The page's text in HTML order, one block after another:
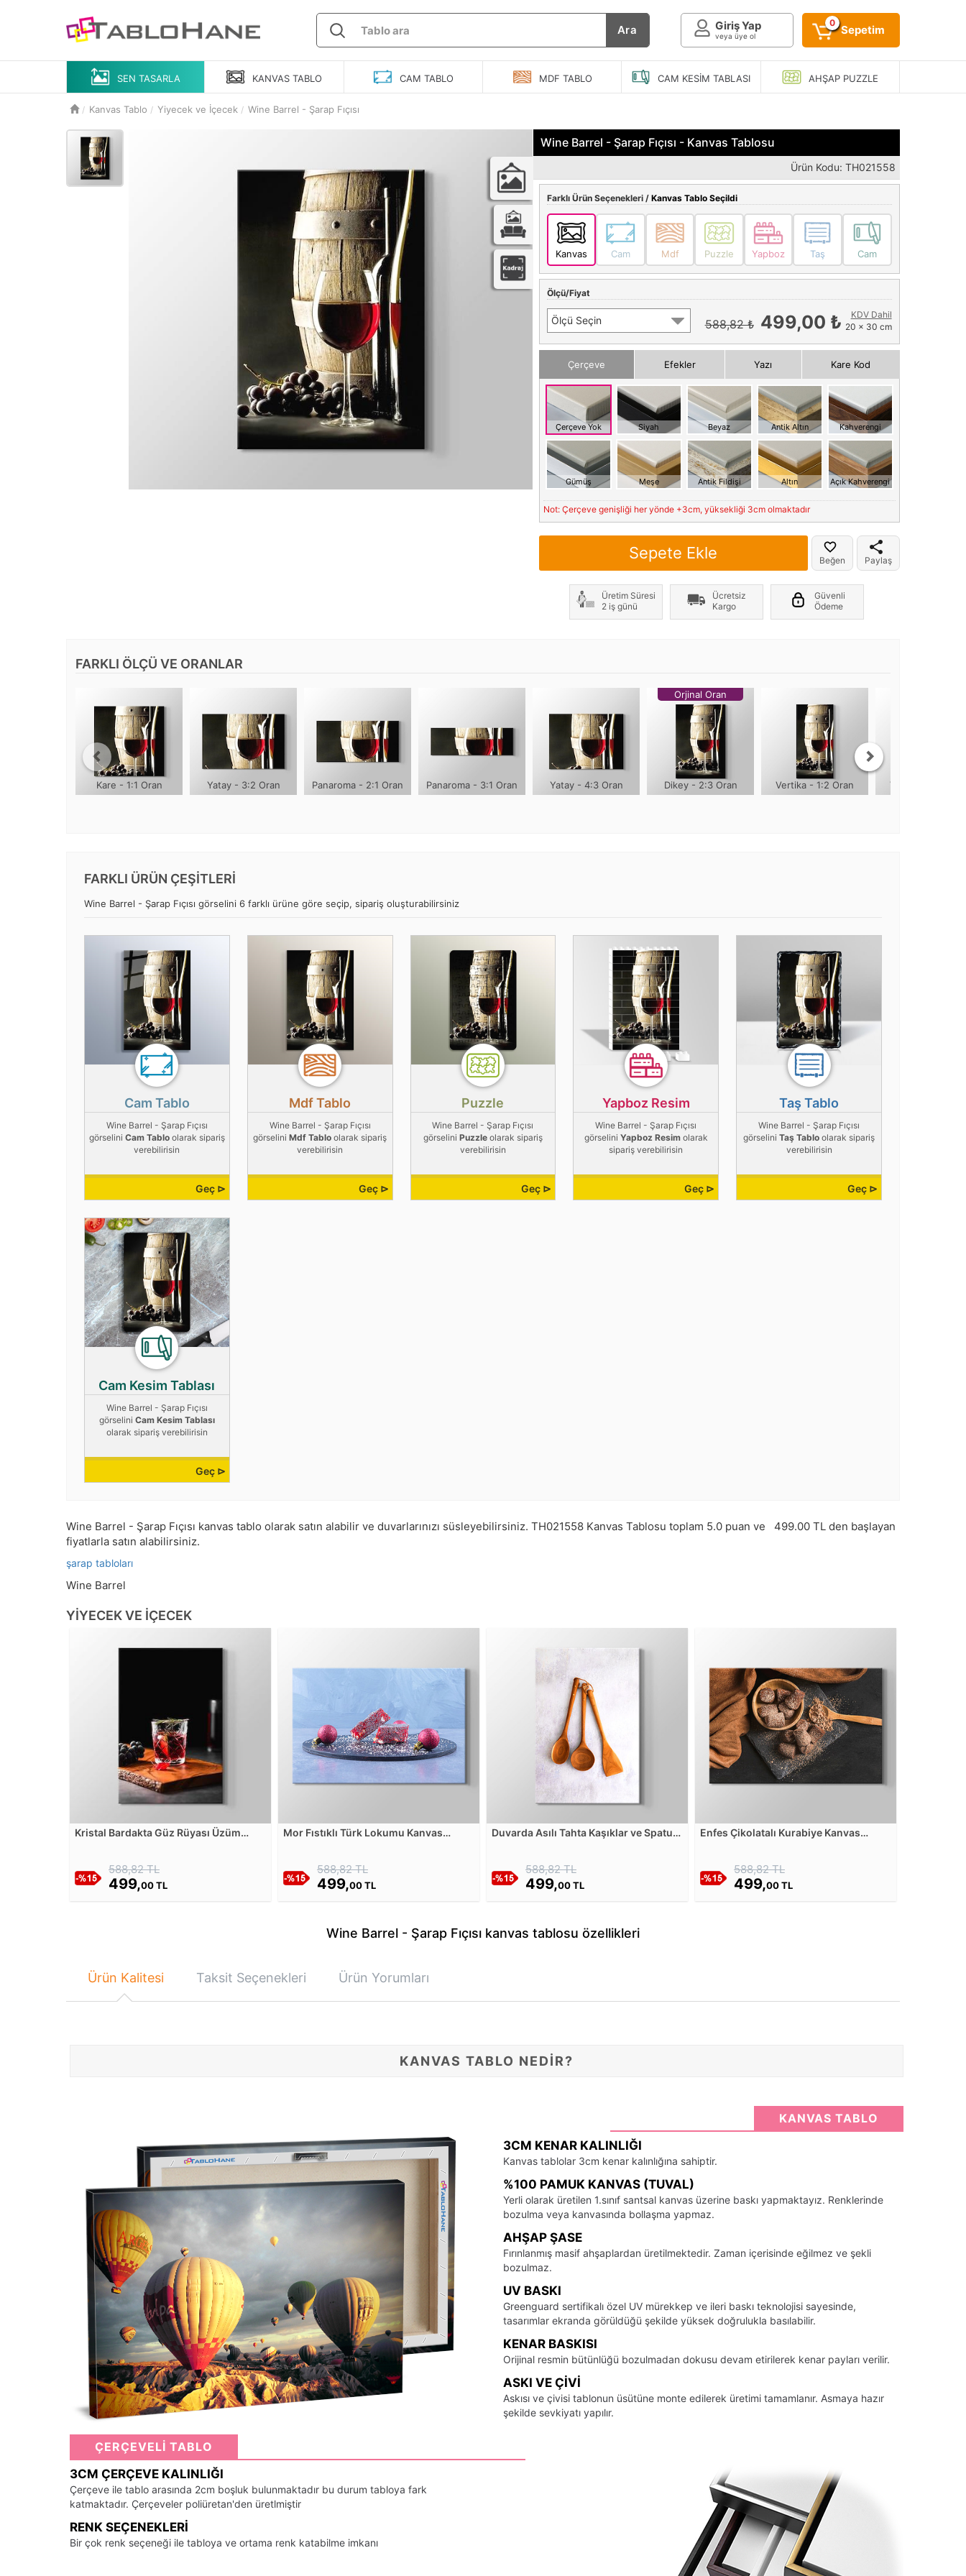
Ara Giriş Yap
veya üye ol
0
Sepetim
SEN TASARLA KANVAS TABLO CAM TABLO MDF TABLO CAM KESIM TABLASI AHŞAPPUZZLE
Kanvas Tablo Yiyecek ve İçecek Wine Barrel - Şarap Fıçısı
Wine Barrel - Şarap Fıçısı - Kanvas Tablosu
Ürün Kodu: TH021558
Farklı Ürün Seçenekleri / Kanvas Tablo Seçildi
Kanvas Cam Mdf Puzzle Yapboz Taş Cam
Ölçü/Fiyat
Ölçü Seçin 588,82 ₺ 499,00 ₺
KDV Dahil
20 x 30 cm
Çerçeve Efekler Yazı Kare Kod
Çerçeve Yok Siyah Beyaz Antik Altın Kahverengi
Gümüş Meşe Antik Fildişi Altın Açık Kahverengi
Not: Çerçeve genişliği her yönde +3cm, yüksekliği 3cm olmaktadır
Sepete Ekle Beğen Paylaş
Üretim Süresi
2 iş günü
Ücretsiz
Kargo
Güvenli
Ödeme
FARKLI ÖLÇÜ VE ORANLAR
Kare - 1:1 Oran Yatay - 3:2 Oran Panaroma - 2:1 Oran Panaroma - 3:1 Oran Yatay - 4:3 Oran
Orjinal Oran
Dikey - 2:3 Oran Vertika - 1:2 Oran Vertika - 1:3
FARKLI ÜRÜN ÇEŞİTLERİ
Wine Barrel - Şarap Fıçısı görselini 6 farklı ürüne göre seçip, sipariş oluşturabilirsiniz
Cam Tablo
Wine Barrel - Şarap Fıçısı
görselini Cam Tabloolarak sipariş
verebilirisin
Geç ⊳
Mdf Tablo
Wine Barrel - Şarap Fıçısı
görseliniMdf Tablo olarak sipariş
verebilirisin
Geç ⊳
Puzzle
Wine Barrel - Şarap Fıçısı
görselini Puzzleolarak sipariş
verebilirisin
Geç ⊳
Yapboz Resim
Wine Barrel - Şarap Fıçısı
görselini Yapboz Resimolarak
sipariş verebilirisin
Geç ⊳
Taş Tablo
Wine Barrel - Şarap Fıçısı
görseliniTaş Tablo olarak sipariş
verebilirisin
Geç ⊳
Cam Kesim Tablası
Wine Barrel - Şarap Fıçısı
görselini Cam Kesim Tablası
olarak sipariş verebilirisin
Geç ⊳
Wine Barrel - Şarap Fıçısı kanvas tablo olarak satın alabilir ve duvarlarınızı süsleyebilirsiniz. TH021558 Kanvas Tablosu toplam 5.0 puan ve 499.00 TL den başlayan
fiyatlarla satın alabilirsiniz.
şarap tabloları
Wine Barrel
YIYECEK VE İÇECEK
Kristal Bardakta Güz Rüyası Üzüm
588,82 TL
499,00 TL
Mor Fıstıklı Türk Lokumu Kanvas
588,82 TL
499,00 TL
Duvarda Asılı Tahta Kaşıklar ve Spatula
588,82 TL
499,00 TL
Enfes Çikolatalı Kurabiye Kanvas
588,82 TL
499,00 TL
Wine Barrel - Şarap Fıçısı kanvas tablosu özellikleri
Ürün Kalitesi Taksit Seçenekleri Ürün Yorumları
KANVAS TABLO NEDİR?
KANVAS TABLO
3CM KENAR KALINLIĞI
Kanvas tablolar 3cm kenar kalınlığına sahiptir.
%100 PAMUK KANVAS (TUVAL)
Yerli olarak üretilen 1.sınıf santsal kanvas üzerine baskı yapmaktayız. Renklerinde
bozulma veya kanvasında bollaşma yapmaz.
AHŞAP ŞASE
Fırınlanmış masif ahşaplardan üretilmektedir. Zaman içerisinde eğilmez ve şekli
bozulmaz.
UV BASKI
Greenguard sertifikalı özel UV mürekkep ve ileri baskı teknolojisi sayesinde,
tasarımlar ekranda görüldüğü şekilde yüksek doğrulukla basılabilir.
KENAR BASKISI
Orijinal resmin bütünlüğü bozulmadan dokusu devam etirilerek kenar payları verilir.
ASKI VE ÇIVI
Askısı ve çivisi tablonun üsütüne monte edilerek üretimi tamamlanır. Asmaya hazır
şekilde sevkiyatı yapılır.
ÇERÇEVELİ TABLO
3CM ÇERÇEVE KALINLIĞI
Çerçeve ile tablo arasında 2cm boşluk bulunmaktadır bu durum tabloya fark
katmaktadır. Çerçeveler poliüretan'den üretlmiştir
RENK SEÇENEKLERI
Bir çok renk seçeneği ile tabloya ve ortama renk katabilme imkanı